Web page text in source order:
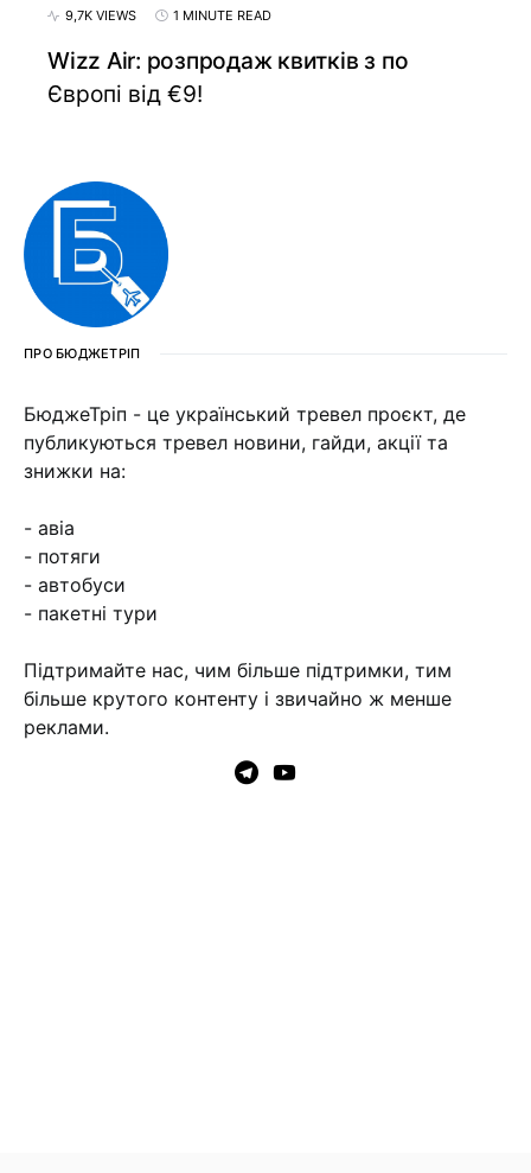
9,7K VIEWS 1 MINUTE READ
Wizz Air: розпродаж квитків з по
Європі від €9!
ПРО БЮДЖЕТРІП
БюджеТріп - це український тревел проєкт, де
публикуються тревел новини, гайди, акції та
знижки на:
- авіа
- потяги
- автобуси
- пакетні тури
Підтримайте нас, чим більше підтримки, тим
більше крутого контенту і звичайно ж менше
реклами.